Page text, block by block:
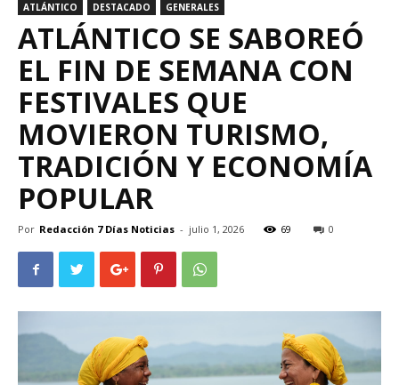
ATLÁNTICO DESTACADO GENERALES
ATLÁNTICO SE SABOREÓ
EL FIN DE SEMANA CON
FESTIVALES QUE
MOVIERON TURISMO,
TRADICIÓN Y ECONOMÍA
POPULAR
Por Redacción 7 Días Noticias - julio 1, 2026 69 0